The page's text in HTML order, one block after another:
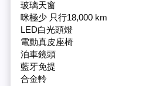
玻璃天窗
咪極少 只行18,000 km
LED白光頭燈
電動真皮座椅
泊車鏡頭
藍牙免提
合金軨